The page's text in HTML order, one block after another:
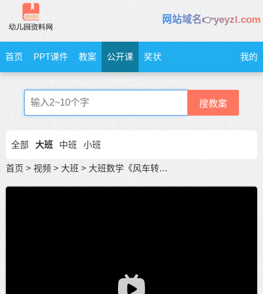
网站域名👉yeyzl.com
首页 PPT课件 教案 公开课 奖状 我的
搜教案
全部 大班 中班 小班
首页 > 视频 > 大班 > 大班数学《风车转转转》大班公开课